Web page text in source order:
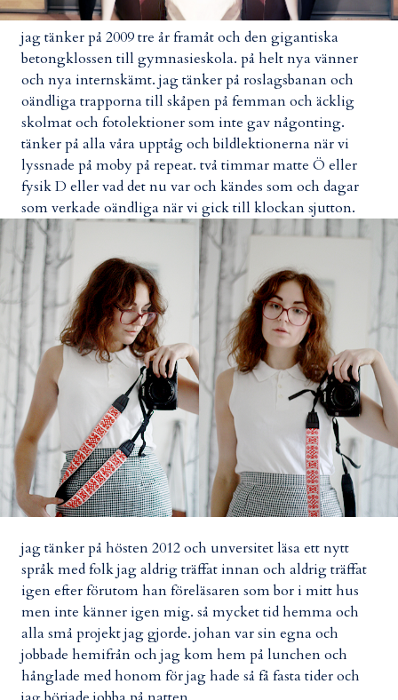
jag tänker på 2009 tre år framåt och den gigantiska
betongklossen till gymnasieskola. på helt nya vänner
och nya internskämt. jag tänker på roslagsbanan och
oändliga trapporna till skåpen på femman och äcklig
skolmat och fotolektioner som inte gav någonting.
tänker på alla våra upptåg och bildlektionerna när vi
lyssnade på moby på repeat. två timmar matte Ö eller
fysik D eller vad det nu var och kändes som och dagar
som verkade oändliga när vi gick till klockan sjutton.
jag tänker på hösten 2012 och unversitet läsa ett nytt
språk med folk jag aldrig träffat innan och aldrig träffat
igen efter förutom han föreläsaren som bor i mitt hus
men inte känner igen mig. så mycket tid hemma och
alla små projekt jag gjorde. johan var sin egna och
jobbade hemifrån och jag kom hem på lunchen och
hånglade med honom för jag hade så få fasta tider och